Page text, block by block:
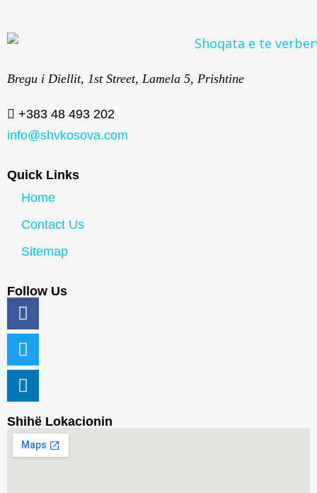
Bregu i Diellit, 1st Street, Lamela 5, Prishtine
+383 48 493 202
info@shvkosova.com
Quick Links
Home
Contact Us
Sitemap
Follow Us
Shihë Lokacionin